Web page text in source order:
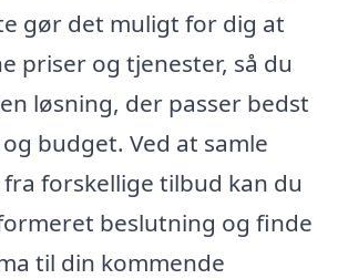
gør det muligt for dig at
priser og tjenester, så du
løsning, der passer bedst
budget. Ved at samle
forskellige tilbud kan du
beslutning og finde
til din kommende